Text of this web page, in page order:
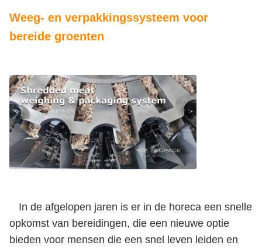
Weeg- en verpakkingssysteem voor
bereide groenten
In de afgelopen jaren is er in de horeca een snelle
opkomst van bereidingen, die een nieuwe optie
bieden voor mensen die een snel leven leiden en